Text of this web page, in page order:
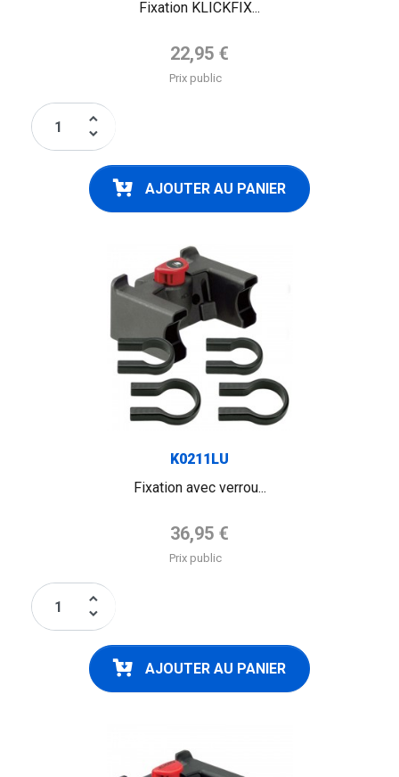
Fixation KLICKFIX...
Prix de base
22,95 €
Prix public
keyboard_arrow_up
keyboard_arrow_down
AJOUTER AU PANIER
K0211LU
Fixation avec verrou...
Prix de base
36,95 €
Prix public
keyboard_arrow_up
keyboard_arrow_down
AJOUTER AU PANIER